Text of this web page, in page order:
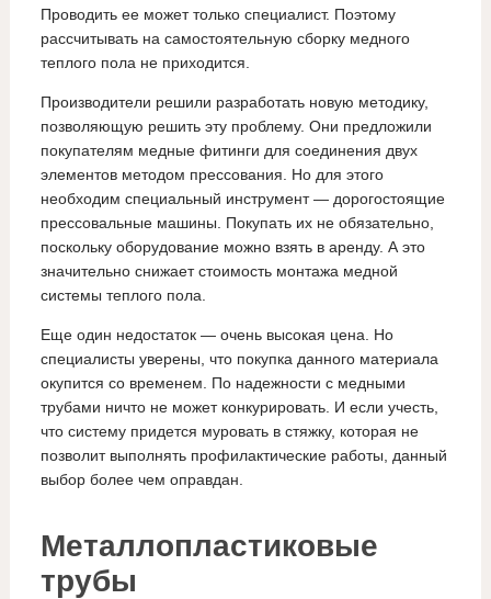
Проводить ее может только специалист. Поэтому
рассчитывать на самостоятельную сборку медного
теплого пола не приходится.
Производители решили разработать новую методику,
позволяющую решить эту проблему. Они предложили
покупателям медные фитинги для соединения двух
элементов методом прессования. Но для этого
необходим специальный инструмент — дорогостоящие
прессовальные машины. Покупать их не обязательно,
поскольку оборудование можно взять в аренду. А это
значительно снижает стоимость монтажа медной
системы теплого пола.
Еще один недостаток — очень высокая цена. Но
специалисты уверены, что покупка данного материала
окупится со временем. По надежности с медными
трубами ничто не может конкурировать. И если учесть,
что систему придется муровать в стяжку, которая не
позволит выполнять профилактические работы, данный
выбор более чем оправдан.
Металлопластиковые
трубы